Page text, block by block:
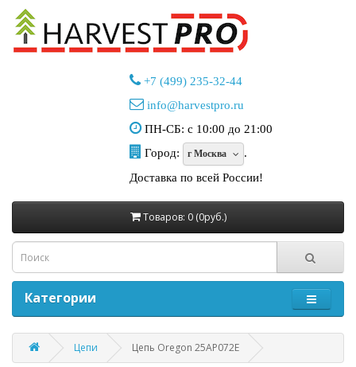
+7 (499) 235-32-44
info@harvestpro.ru
ПН-СБ: с 10:00 до 21:00
Город:
г Москва
.
Доставка по всей России!
Товаров: 0 (0руб.)
Категории
Цепи Цепь Oregon 25AP072E